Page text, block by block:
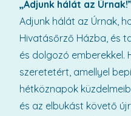
„Adjunk hálát az
Adjunk hálát az Úrnak,
Hivatásőrző Házba, és
és dolgozó emberekkel.
szeretetért, amellyel
hétköznapok
és az elbukást követő